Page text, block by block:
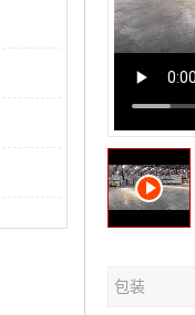
包装